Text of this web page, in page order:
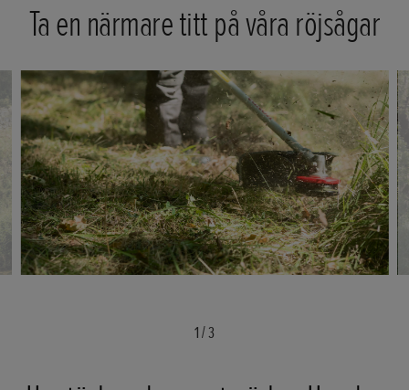
Ta en närmare titt på våra röjsågar
1/3